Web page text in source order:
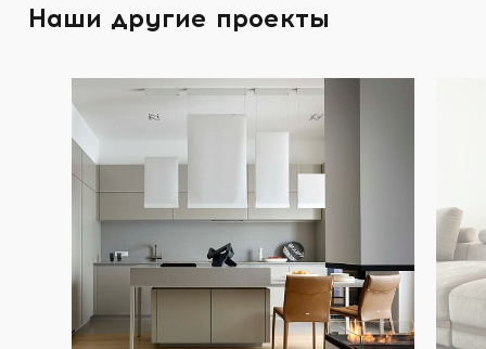
Наши другие проекты